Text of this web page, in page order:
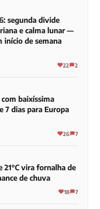
segunda divide
e calma lunar —
início de semana
22 2
baixíssima
7 dias para Europa
26 7
vira fornalha de
de chuva
18 7